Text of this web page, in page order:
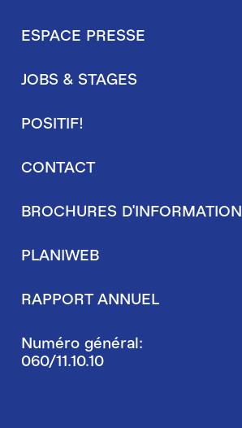
de
page
ESPACE PRESSE
JOBS & STAGES
POSITIF!
CONTACT
BROCHURES D'INFORMATION
PLANIWEB
RAPPORT ANNUEL
Numéro général:
060/11.10.10